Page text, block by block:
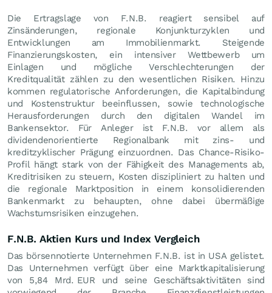
Die Ertragslage von F.N.B. reagiert sensibel auf
Zinsänderungen, regionale Konjunkturzyklen und
Entwicklungen am Immobilienmarkt. Steigende
Finanzierungskosten, ein intensiver Wettbewerb um
Einlagen und mögliche Verschlechterungen der
Kreditqualität zählen zu den wesentlichen Risiken. Hinzu
kommen regulatorische Anforderungen, die Kapitalbindung
und Kostenstruktur beeinflussen, sowie technologische
Herausforderungen durch den digitalen Wandel im
Bankensektor. Für Anleger ist F.N.B. vor allem als
dividendenorientierte Regionalbank mit zins- und
kreditzyklischer Prägung einzuordnen. Das Chance-Risiko-
Profil hängt stark von der Fähigkeit des Managements ab,
Kreditrisiken zu steuern, Kosten diszipliniert zu halten und
die regionale Marktposition in einem konsolidierenden
Bankenmarkt zu behaupten, ohne dabei übermäßige
Wachstumsrisiken einzugehen.
F.N.B. Aktien Kurs und Index Vergleich
Das börsennotierte Unternehmen F.N.B. ist in USA gelistet.
Das Unternehmen verfügt über eine Marktkapitalisierung
von 5,84 Mrd. EUR und seine Geschäftsaktivitäten sind